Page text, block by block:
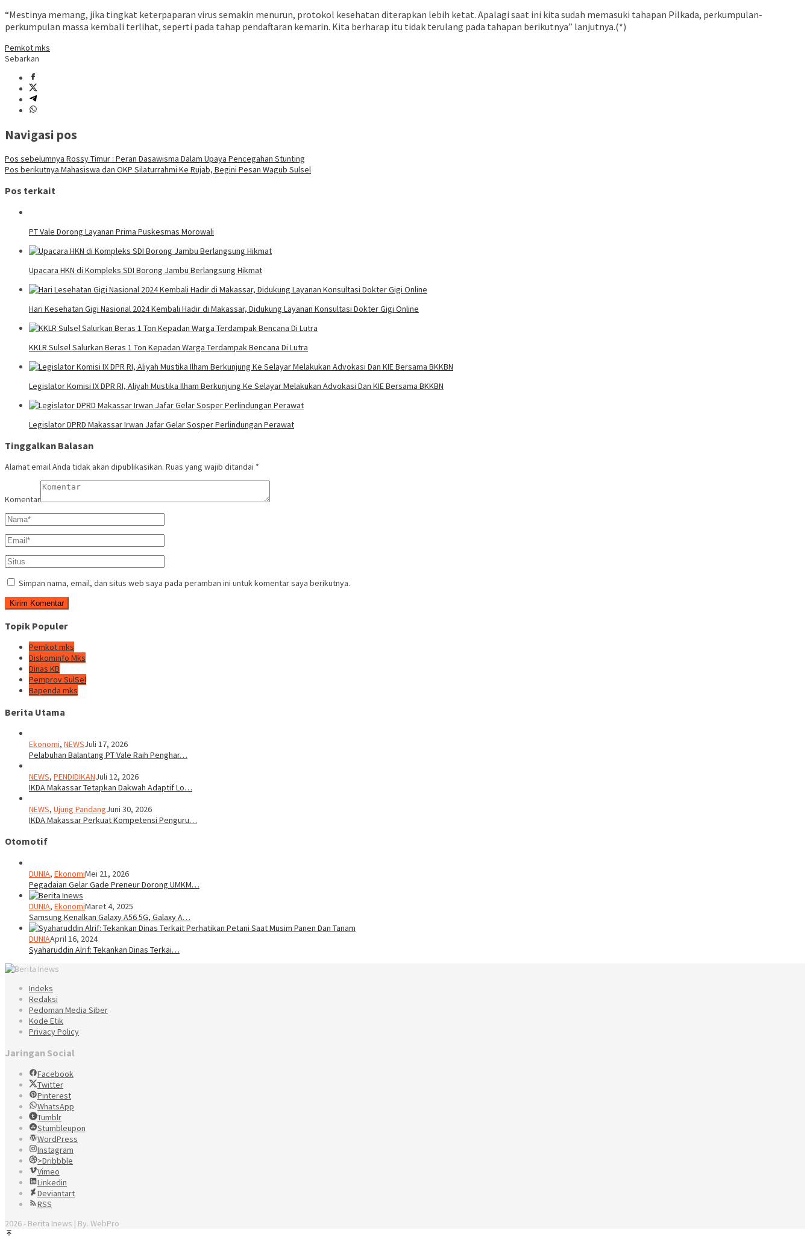
“Mestinya memang, jika tingkat keterpaparan virus semakin menurun, protokol kesehatan diterapkan lebih ketat. Apalagi saat ini kita sudah memasuki tahapan Pilkada, perkumpulan-
perkumpulan massa kembali terlihat, seperti pada tahap pendaftaran kemarin. Kita berharap itu tidak terulang pada tahapan berikutnya” lanjutnya.(*)
Pemkot mks
Sebarkan
Navigasi pos
Pos sebelumnya Rossy Timur : Peran Dasawisma Dalam Upaya Pencegahan Stunting
Pos berikutnya Mahasiswa dan OKP Silaturrahmi Ke Rujab, Begini Pesan Wagub Sulsel
Pos terkait
PT Vale Dorong Layanan Prima Puskesmas Morowali
Upacara HKN di Kompleks SDI Borong Jambu Berlangsung Hikmat
Hari Kesehatan Gigi Nasional 2024 Kembali Hadir di Makassar, Didukung Layanan Konsultasi Dokter Gigi Online
KKLR Sulsel Salurkan Beras 1 Ton Kepadan Warga Terdampak Bencana Di Lutra
Legislator Komisi IX DPR RI, Aliyah Mustika Ilham Berkunjung Ke Selayar Melakukan Advokasi Dan KIE Bersama BKKBN
Legislator DPRD Makassar Irwan Jafar Gelar Sosper Perlindungan Perawat
Tinggalkan Balasan
Alamat email Anda tidak akan dipublikasikan. Ruas yang wajib ditandai *
Komentar
Simpan nama, email, dan situs web saya pada peramban ini untuk komentar saya berikutnya.
Topik Populer
Pemkot mks
Diskominfo Mks
Dinas KB
Pemprov SulSel
Bapenda mks
Berita Utama
Ekonomi, NEWSJuli 17, 2026
Pelabuhan Balantang PT Vale Raih Penghar…
NEWS, PENDIDIKANJuli 12, 2026
IKDA Makassar Tetapkan Dakwah Adaptif Lo…
NEWS, Ujung PandangJuni 30, 2026
IKDA Makassar Perkuat Kompetensi Penguru…
Otomotif
DUNIA, EkonomiMei 21, 2026
Pegadaian Gelar Gade Preneur Dorong UMKM…
DUNIA, EkonomiMaret 4, 2025
Samsung Kenalkan Galaxy A56 5G, Galaxy A…
DUNIAApril 16, 2024
Syaharuddin Alrif: Tekankan Dinas Terkai…
Indeks
Redaksi
Pedoman Media Siber
Kode Etik
Privacy Policy
Jaringan Social
Facebook
Twitter
Pinterest
WhatsApp
Tumblr
Stumbleupon
WordPress
Instagram
>Dribbble
Vimeo
Linkedin
Deviantart
RSS
2026 - Berita Inews | By. WebPro